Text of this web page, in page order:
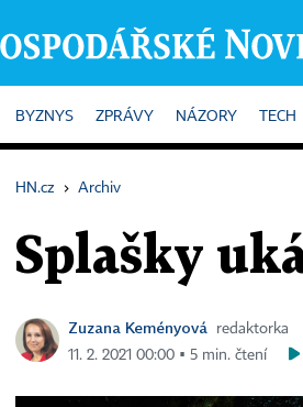
HOME
BYZNYS ZPRÁVY NÁZORY TECH
HN.cz › Archiv
Splašky
Zuzana Keményová
redaktorka
11. 2. 2021 00:00 ▪ 5 min. čtení